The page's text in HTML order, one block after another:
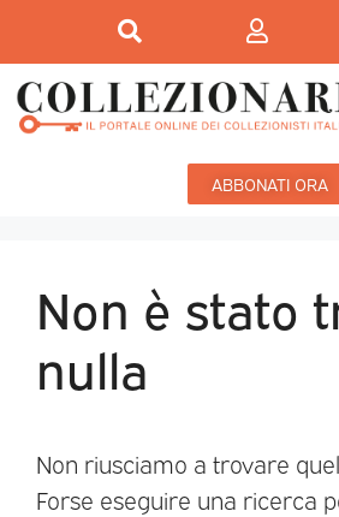
ABBONATI ORA
Non è stato
nulla
Non riusciamo a trovare
Forse eseguire una ricerca